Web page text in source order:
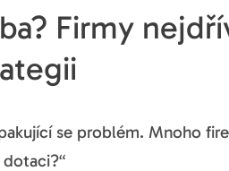
Firmy
se problém. Mnoho